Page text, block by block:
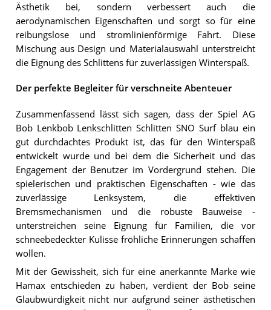
Ästhetik bei, sondern verbessert auch die
aerodynamischen Eigenschaften und sorgt so für eine
reibungslose und stromlinienförmige Fahrt. Diese
Mischung aus Design und Materialauswahl unterstreicht
die Eignung des Schlittens für zuverlässigen Winterspaß.
Der perfekte Begleiter für verschneite Abenteuer
Zusammenfassend lässt sich sagen, dass der Spiel AG
Bob Lenkbob Lenkschlitten Schlitten SNO Surf blau ein
gut durchdachtes Produkt ist, das für den Winterspaß
entwickelt wurde und bei dem die Sicherheit und das
Engagement der Benutzer im Vordergrund stehen. Die
spielerischen und praktischen Eigenschaften - wie das
zuverlässige Lenksystem, die effektiven
Bremsmechanismen und die robuste Bauweise -
unterstreichen seine Eignung für Familien, die vor
schneebedeckter Kulisse fröhliche Erinnerungen schaffen
wollen.
Mit der Gewissheit, sich für eine anerkannte Marke wie
Hamax entschieden zu haben, verdient der Bob seine
Glaubwürdigkeit nicht nur aufgrund seiner ästhetischen